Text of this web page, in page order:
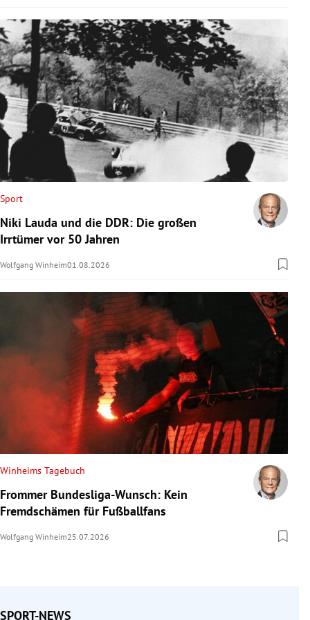
Sport
Niki Lauda und die DDR: Die großen
Irrtümer vor 50 Jahren
Wolfgang Winheim01.08.2026
Winheims Tagebuch
Frommer Bundesliga-Wunsch: Kein
Fremdschämen für Fußballfans
Wolfgang Winheim25.07.2026
SPORT-NEWS